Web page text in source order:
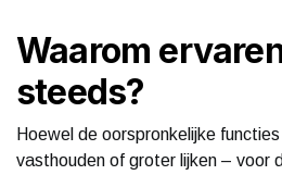
Waarom
steeds?
Hoewel de oorspronkelijke
vasthouden of groter lijken – voor